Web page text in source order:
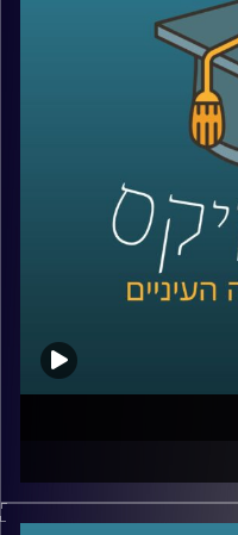
רגולציה וחינוך.
לעשות בנדון, ומה
לעשות כדי
של
לכלכלה